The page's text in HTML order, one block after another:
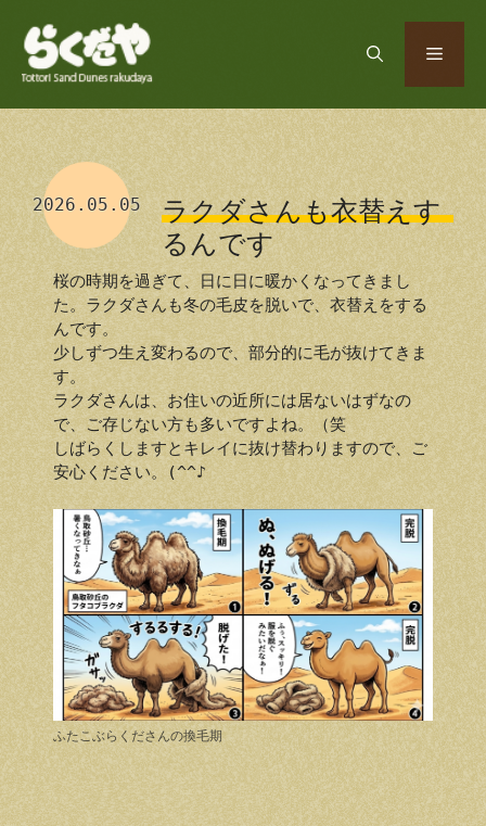
ツ
へ
ス
キ
ッ
プ
メ
ニ
ュ
ー
ラクダさんも衣替えす
るんです
2026.05.05
桜の時期を過ぎて、日に日に暖かくなってきまし
た。ラクダさんも冬の毛皮を脱いで、衣替えをする
んです。
少しずつ生え変わるので、部分的に毛が抜けてきま
す。
ラクダさんは、お住いの近所には居ないはずなの
で、ご存じない方も多いですよね。（笑
しばらくしますとキレイに抜け替わりますので、ご
安心ください。(^^♪
ふたこぶらくださんの換毛期